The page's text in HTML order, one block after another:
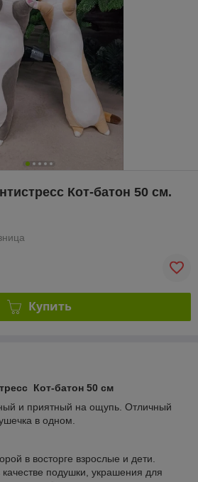
Кот-батон 50 см.
Купить
Кот-батон 50 см
и приятный на ощупь. Отличный
в одном.
в восторге взрослые и дети.
подушки, украшения для